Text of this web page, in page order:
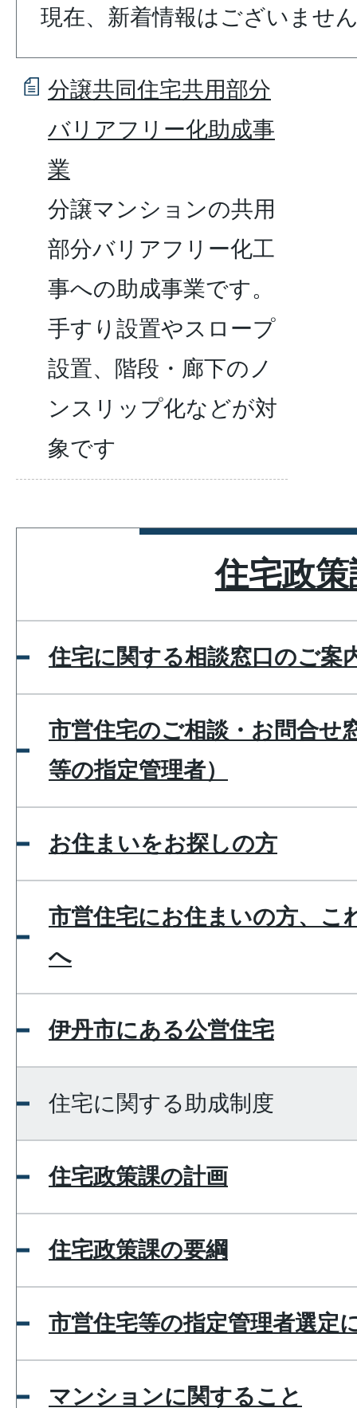
現在、新着情報はございませ
分譲共同住宅共用部分
バリアフリー化助成事
業
分譲マンションの共用
部分バリアフリー化工
事への助成事業です。
手すり設置やスロープ
設置、階段・廊下のノ
ンスリップ化などが対
象です
住宅政策
住宅に関する相談窓口のご案
市営住宅のご相談・お問合せ
等の指定管理者）
お住まいをお探しの方
市営住宅にお住まいの方、こ
へ
伊丹市にある公営住宅
住宅に関する助成制度
住宅政策課の計画
住宅政策課の要綱
市営住宅等の指定管理者選定
マンションに関すること